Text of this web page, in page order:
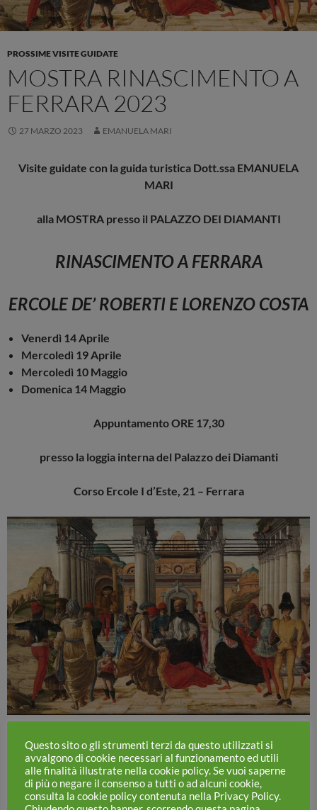
PROSSIME VISITE GUIDATE
MOSTRA RINASCIMENTO A
FERRARA 2023
27 MARZO 2023 EMANUELA MARI
Visite guidate con la guida turistica Dott.ssa EMANUELA
MARI
alla MOSTRA presso il PALAZZO DEI DIAMANTI
RINASCIMENTO A FERRARA
ERCOLE DE’ ROBERTI E LORENZO COSTA
Venerdì 14 Aprile
Mercoledì 19 Aprile
Mercoledì 10 Maggio
Domenica 14 Maggio
Appuntamento ORE 17,30
presso la loggia interna del Palazzo dei Diamanti
Corso Ercole I d’Este, 21 – Ferrara
Costo €25,00
Il costo a persona comprende:
Questo sito o gli strumenti terzi da questo utilizzati si
avvalgono di cookie necessari al funzionamento ed utili
alle finalità illustrate nella cookie policy. Se vuoi saperne
di più o negare il consenso a tutti o ad alcuni cookie,
consulta la cookie policy contenuta nella Privacy Policy.